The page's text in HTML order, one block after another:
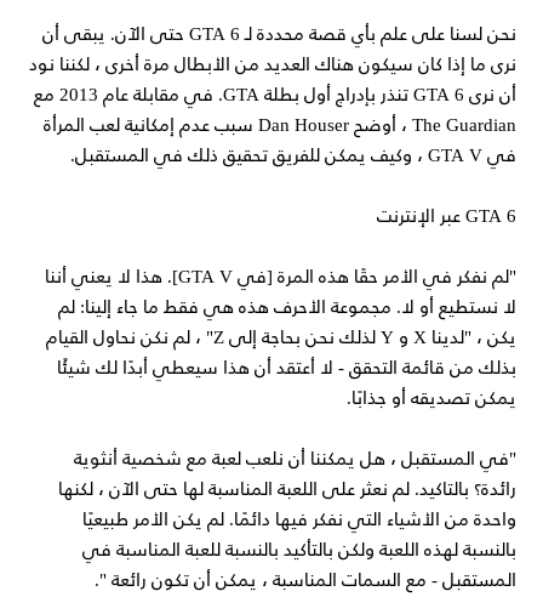
نحن لسنا على علم بأي قصة محددة لـ GTA 6 حتى الآن. يبقى أن
نرى ما إذا كان سيكون هناك العديد من الأبطال مرة أخرى ، لكننا نود
أن نرى GTA 6 تنذر بإدراج أول بطلة GTA. في مقابلة عام 2013 مع
The Guardian ، أوضح Dan Houser سبب عدم إمكانية لعب المرأة
في GTA V ، وكيف يمكن للفريق تحقيق ذلك في المستقبل.
GTA 6 عبر الإنترنت
"لم نفكر في الأمر حقًا هذه المرة [في GTA V]. هذا لا يعني أننا
لا نستطيع أو لا. مجموعة الأحرف هذه هي فقط ما جاء إلينا: لم
يكن ، "لدينا X و Y لذلك نحن بحاجة إلى Z" ، لم نكن نحاول القيام
بذلك من قائمة التحقق - لا أعتقد أن هذا سيعطي أبدًا لك شيئًا
يمكن تصديقه أو جذابًا.
"في المستقبل ، هل يمكننا أن نلعب لعبة مع شخصية أنثوية
رائدة؟ بالتاكيد. لم نعثر على اللعبة المناسبة لها حتى الآن ، لكنها
واحدة من الأشياء التي نفكر فيها دائمًا. لم يكن الأمر طبيعيًا
بالنسبة لهذه اللعبة ولكن بالتأكيد بالنسبة للعبة المناسبة في
المستقبل - مع السمات المناسبة ، يمكن أن تكون رائعة ".